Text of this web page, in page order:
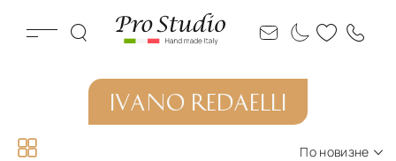
IVANO REDAELLI
По новизне